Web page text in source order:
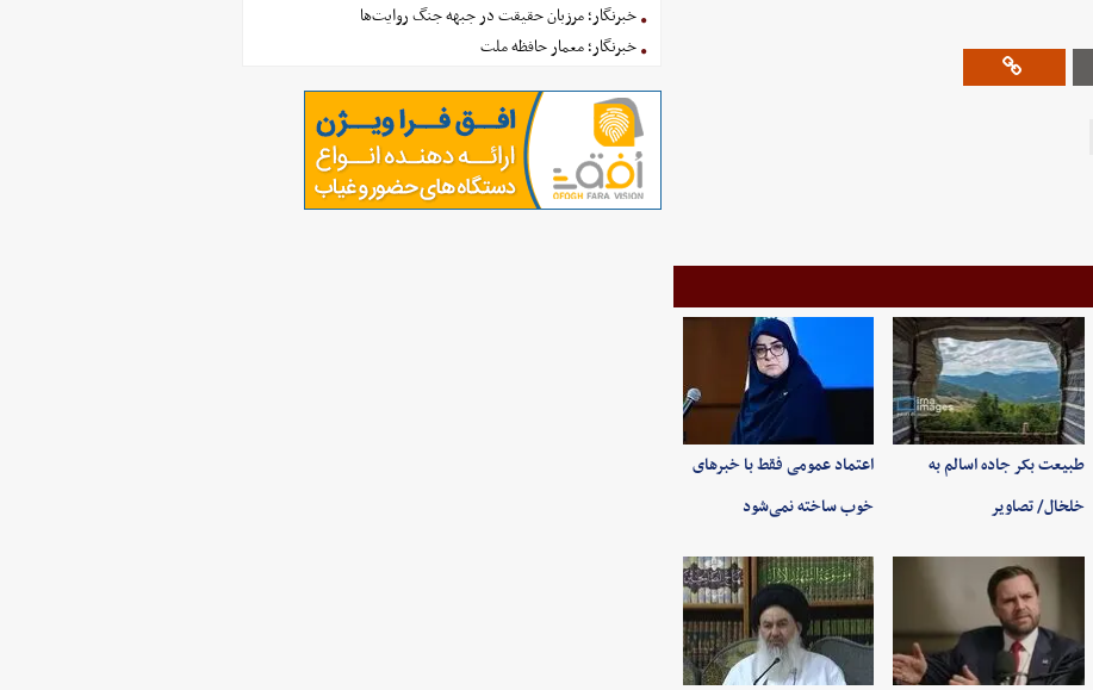
طبیعت بکر جاده اسالم به
خلخال/ تصاویر
اعتماد عمومی فقط با خبرهای
خوب ساخته نمی‌شود
خبرنگار؛ مرزبان حقیقت در جبهه جنگ روایت‌ها
خبرنگار؛ معمار حافظه ملت